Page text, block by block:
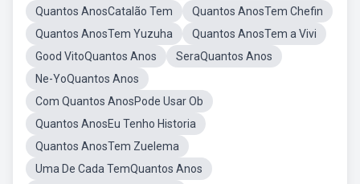
Quantos AnosCatalão Tem
Quantos AnosTem Chefin
Quantos AnosTem Yuzuha
Quantos AnosTem a Vivi
Good VitoQuantos Anos
SeraQuantos Anos
Ne-YoQuantos Anos
Com Quantos AnosPode Usar Ob
Quantos AnosEu Tenho Historia
Quantos AnosTem Zuelema
Uma De Cada TemQuantos Anos